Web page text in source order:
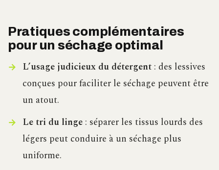
Pratiques complémentaires
pour un séchage optimal
L’usage judicieux du détergent: des lessives
conçues pour faciliter le séchage peuvent être
un atout.
Le tri du linge: séparer les tissus lourds des
légers peut conduire à un séchage plus
uniforme.